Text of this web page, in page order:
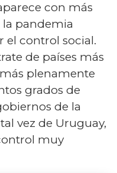
con más
la pandemia
el control social.
de países más
plenamente
grados de
de la
vez de Uruguay,
muy